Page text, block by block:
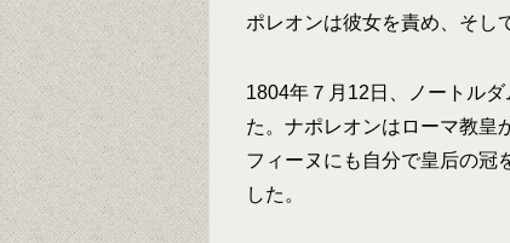
ポレオンは彼女を責め、そし
1804年７月12日、ノートル
た。ナポレオンはローマ教皇
フィーヌにも自分で皇后の冠
した。